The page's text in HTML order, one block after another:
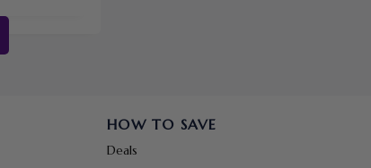
HOW TO SAVE
Deals